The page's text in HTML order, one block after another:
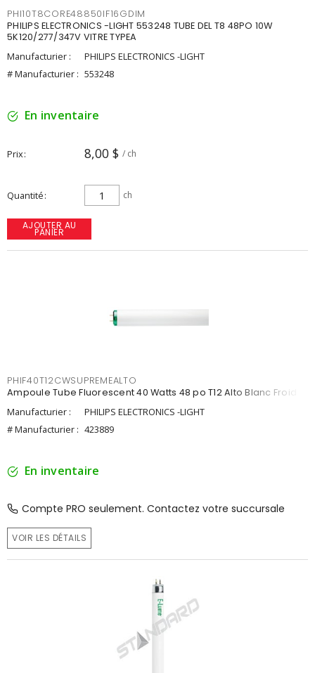
PHI10T8CORE48850IF16GDIM
PHILIPS ELECTRONICS -LIGHT 553248 TUBE DEL T8 48PO 10W
5K120/277/347V VITRE TYPEA
Manufacturier :
PHILIPS ELECTRONICS -LIGHT
# Manufacturier : 553248
En inventaire
Prix 8,00 $ / ch
Quantité ch
AJOUTER AU
PANIER
PHIF40T12CWSUPREMEALTO
Ampoule Tube Fluorescent 40 Watts 48 po T12 Alto Blanc Froid
Manufacturier :
PHILIPS ELECTRONICS -LIGHT
# Manufacturier : 423889
En inventaire
Compte PRO seulement. Contactez votre succursale
VOIR LES DÉTAILS